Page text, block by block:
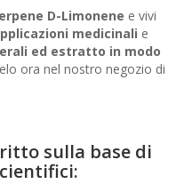
D-Limonene e vivi
medicinali e
ed estratto in modo
ora nel nostro negozio di
sulla base di